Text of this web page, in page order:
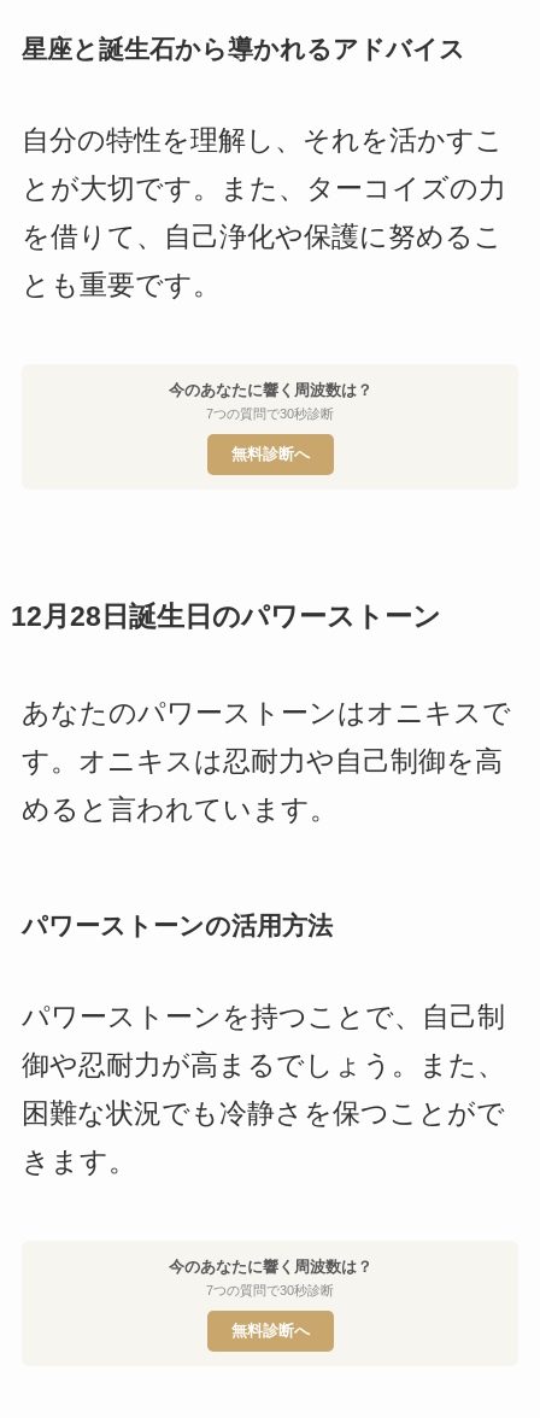
星座と誕生石から導かれるアドバイス
自分の特性を理解し、それを活かすこ
とが大切です。また、ターコイズの力
を借りて、自己浄化や保護に努めるこ
とも重要です。
今のあなたに響く周波数は？
7つの質問で30秒診断
無料診断へ
12月28日誕生日のパワーストーン
あなたのパワーストーンはオニキスで
す。オニキスは忍耐力や自己制御を高
めると言われています。
パワーストーンの活用方法
パワーストーンを持つことで、自己制
御や忍耐力が高まるでしょう。また、
困難な状況でも冷静さを保つことがで
きます。
今のあなたに響く周波数は？
7つの質問で30秒診断
無料診断へ